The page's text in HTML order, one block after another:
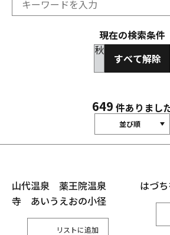
現在の検索条件
秋
すべて解除
649 件ありまし
並び順
山代温泉 薬王院温泉
寺 あいうえおの小径
リスト
はづち